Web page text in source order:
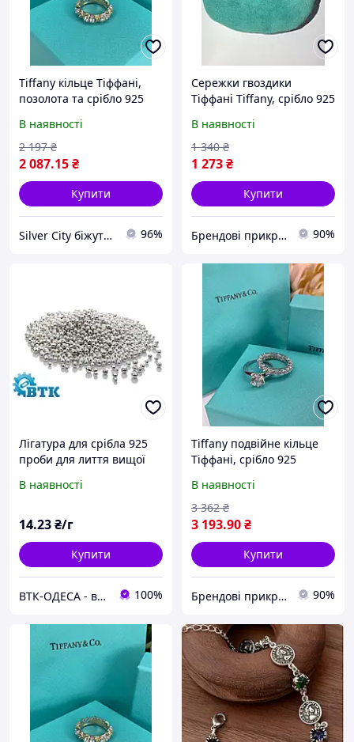
Tiffany кільце Тіффані,
позолота та срібло 925
В наявності
2 087.15₴
2 197 ₴
Купити
Silver City біжутерія 96%
Сережки гвоздики
Тіффані Tiffany, срібло 925
Ідеально на подарунок
дівчині!
В наявності
1 273₴
1 340 ₴
Купити
Брендові прикраси Beauty Mix 90%
Лігатура для срібла 925
проби для лиття вищої
В наявності
14.23₴/г
Купити
ВТК-ОДЕСА - все для ювелірів 100%
Tiffany подвійне кільце
Тіффані, срібло 925
В наявності
3 193.90₴
3 362 ₴
Купити
Брендові прикраси Beauty Mix 90%